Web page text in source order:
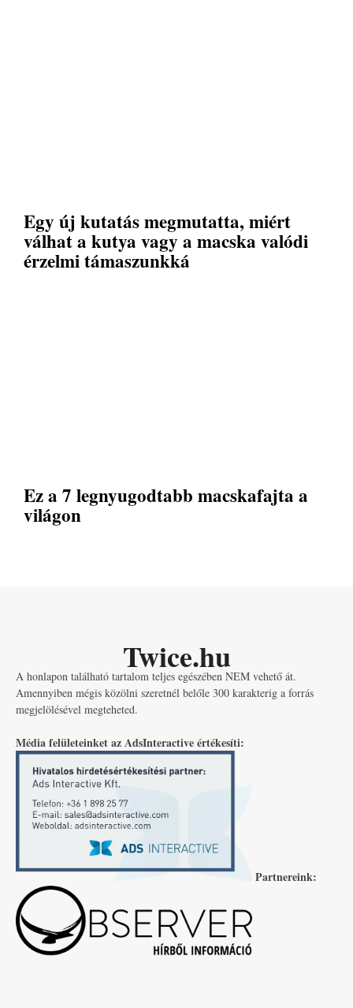
Egy új kutatás megmutatta, miért
válhat a kutya vagy a macska valódi
érzelmi támaszunkká
Ez a 7 legnyugodtabb macskafajta a
világon
Twice.hu
A honlapon található tartalom teljes egészében NEM vehető át.
Amennyiben mégis közölni szeretnél belőle 300 karakterig a forrás
megjelölésével megteheted.
Média felületeinket az AdsInteractive értékesíti:
Partnereink: